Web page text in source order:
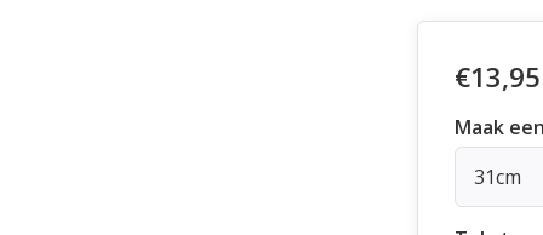
€13,95
Maak
31cm